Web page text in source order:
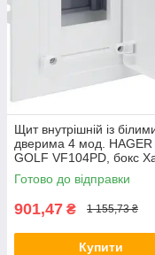
Щит внутрішній із
дверима 4 мод. HAGER
GOLF VF104PD, бокс
шафа розподільна для
автоматів
Готово до відправки
901,47 ₴ 1 155,73 ₴
Купити